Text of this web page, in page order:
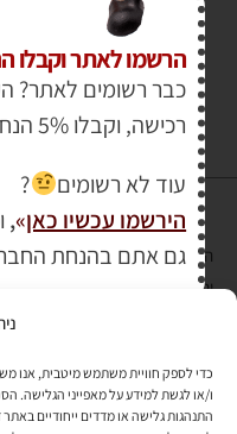
ו/או לגשת למידע על מאפייני הגלישה.
התנהגות גלישה או מדדים ייחודיים
והעומד בתקן אבטחה PCI DSS Level-1
הרשמו לאתר וקבלו
כבר רשומים לאתר?
רכישה, וקבלו 5% הנחה על כל עגלת הקניות.
עוד לא רשומים
?
הירשמו עכשיו כאן»
,
גם אתם בהנחת